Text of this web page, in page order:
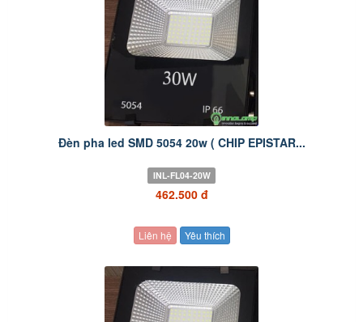
Đèn pha led SMD 5054 20w ( CHIP EPISTAR...
INL-FL04-20W
462.500 đ
Liên hệ Yêu thích